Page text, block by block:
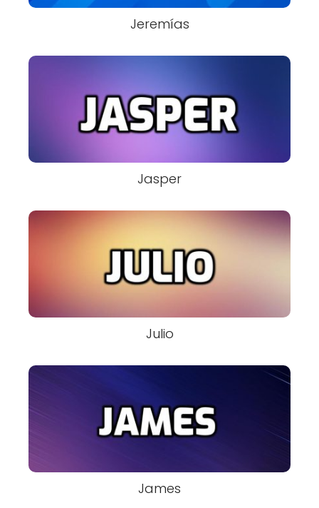
Jeremías
Jasper
Julio
James